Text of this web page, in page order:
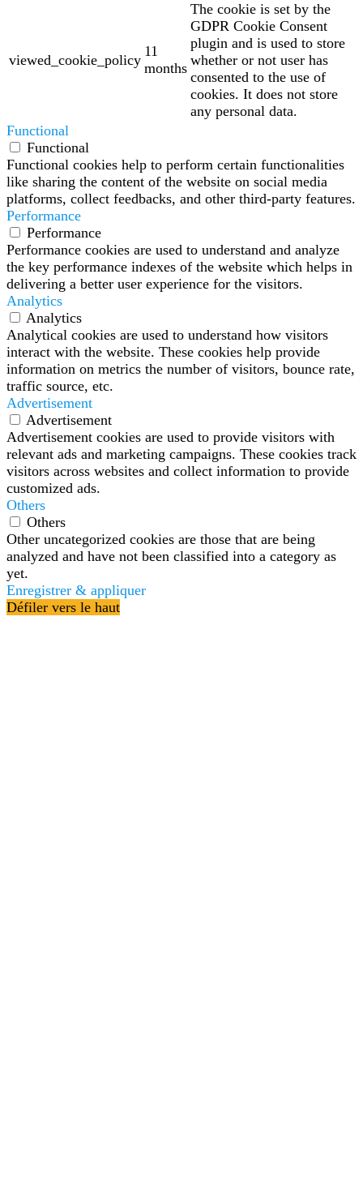
viewed_cookie_policy
11
months
The cookie is set by the
GDPR Cookie Consent
plugin and is used to store
whether or not user has
consented to the use of
cookies. It does not store
any personal data.
Functional
Functional
Functional cookies help to perform certain functionalities
like sharing the content of the website on social media
platforms, collect feedbacks, and other third-party features.
Performance
Performance
Performance cookies are used to understand and analyze
the key performance indexes of the website which helps in
delivering a better user experience for the visitors.
Analytics
Analytics
Analytical cookies are used to understand how visitors
interact with the website. These cookies help provide
information on metrics the number of visitors, bounce rate,
traffic source, etc.
Advertisement
Advertisement
Advertisement cookies are used to provide visitors with
relevant ads and marketing campaigns. These cookies track
visitors across websites and collect information to provide
customized ads.
Others
Others
Other uncategorized cookies are those that are being
analyzed and have not been classified into a category as
yet.
Enregistrer & appliquer
Défiler vers le haut